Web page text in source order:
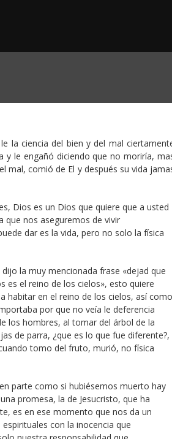
la ciencia del bien y del mal
le engañó diciendo que no moriría,
mal, comió de El y después su vida
Dios es un Dios que quiere que a usted
que nos aseguremos de vivir
dar es la vida, pero no solo la física
la muy mencionada frase «dejad que
es el reino de los cielos», esto quiere
habitar en el reino de los cielos, así como
por que no veía le deferencia
los hombres, al tomar del árbol de la
de parra, ¿que es lo que fue diferente?,
tomo del fruto, murió, no física
parte como si hubiésemos muerto hay
promesa, la de Jesucristo, que ha
es en ese momento que nos da un
con la inocencia que